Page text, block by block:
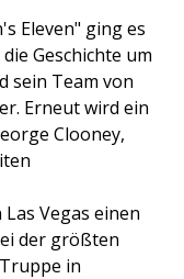
Eleven" ging es
Geschichte um
sein Team von
Erneut wird ein
Clooney,
Vegas einen
der größten
in